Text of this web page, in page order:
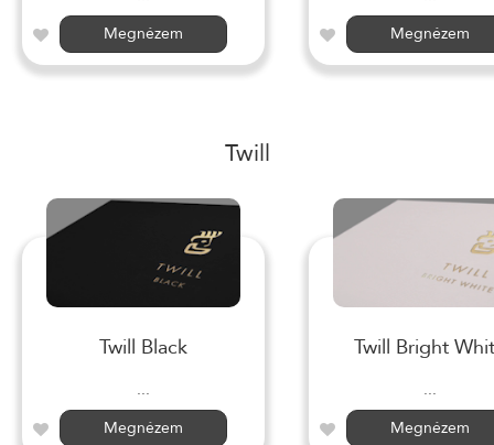
Megnézem
Megnézem
Twill
Twill Black
...
Megnézem
Twill Bright
...
Megnézem